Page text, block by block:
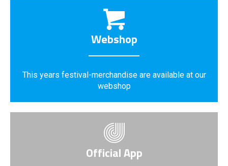
Webshop
This years festival-merchandise are available at our
webshop
Official App